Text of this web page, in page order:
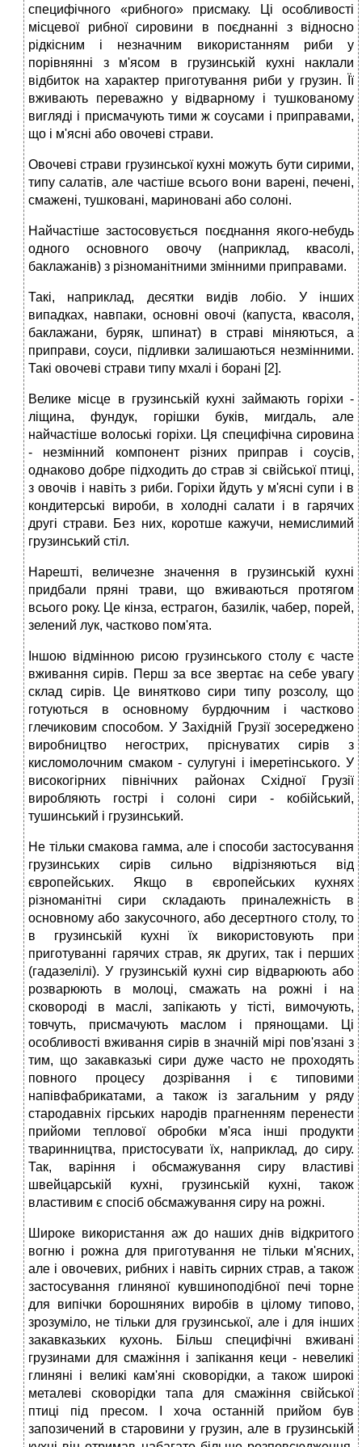
специфічного «рибного» присмаку. Ці особливості
місцевої рибної сировини в поєднанні з відносно
рідкісним і незначним використанням риби у
порівнянні з м'ясом в грузинській кухні наклали
відбиток на характер приготування риби у грузин. Її
вживають переважно у відварному і тушкованому
вигляді і присмачують тими ж соусами і приправами,
що і м'ясні або овочеві страви.
Овочеві страви грузинської кухні можуть бути сирими,
типу салатів, але частіше всього вони варені, печені,
смажені, тушковані, мариновані або солоні.
Найчастіше застосовується поєднання якого-небудь
одного основного овочу (наприклад, квасолі,
баклажанів) з різноманітними змінними приправами.
Такі, наприклад, десятки видів лобіо. У інших
випадках, навпаки, основні овочі (капуста, квасоля,
баклажани, буряк, шпинат) в страві міняються, а
приправи, соуси, підливки залишаються незмінними.
Такі овочеві страви типу мхалі і борані [2].
Велике місце в грузинській кухні займають горіхи -
ліщина, фундук, горішки буків, мигдаль, але
найчастіше волоські горіхи. Ця специфічна сировина
- незмінний компонент різних приправ і соусів,
однаково добре підходить до страв зі свійської птиці,
з овочів і навіть з риби. Горіхи йдуть у м'ясні супи і в
кондитерські вироби, в холодні салати і в гарячих
другі страви. Без них, коротше кажучи, немислимий
грузинський стіл.
Нарешті, величезне значення в грузинській кухні
придбали пряні трави, що вживаються протягом
всього року. Це кінза, естрагон, базилік, чабер, порей,
зелений лук, частково пом'ята.
Іншою відмінною рисою грузинського столу є часте
вживання сирів. Перш за все звертає на себе увагу
склад сирів. Це винятково сири типу розсолу, що
готуються в основному бурдючним і частково
глечиковим способом. У Західній Грузії зосереджено
виробництво негострих, пріснуватих сирів з
кисломолочним смаком - сулугуні і імеретінського. У
високогірних північних районах Східної Грузії
виробляють гострі і солоні сири - кобійський,
тушинський і грузинський.
Не тільки смакова гамма, але і способи застосування
грузинських сирів сильно відрізняються від
європейських. Якщо в європейських кухнях
різноманітні сири складають приналежність в
основному або закусочного, або десертного столу, то
в грузинській кухні їх використовують при
приготуванні гарячих страв, як других, так і перших
(гадазелілі). У грузинській кухні сир відварюють або
розварюють в молоці, смажать на рожні і на
сковороді в маслі, запікають у тісті, вимочують,
товчуть, присмачують маслом і прянощами. Ці
особливості вживання сирів в значній мірі пов'язані з
тим, що закавказькі сири дуже часто не проходять
повного процесу дозрівання і є типовими
напівфабрикатами, а також із загальним у ряду
стародавніх гірських народів прагненням перенести
прийоми теплової обробки м'яса інші продукти
тваринництва, пристосувати їх, наприклад, до сиру.
Так, варіння і обсмажування сиру властиві
швейцарській кухні, грузинській кухні, також
властивим є спосіб обсмажування сиру на рожні.
Широке використання аж до наших днів відкритого
вогню і рожна для приготування не тільки м'ясних,
але і овочевих, рибних і навіть сирних страв, а також
застосування глиняної кувшиноподібної печі торне
для випічки борошняних виробів в цілому типово,
зрозуміло, не тільки для грузинської, але і для інших
закавказьких кухонь. Більш специфічні вживані
грузинами для смажіння і запікання кеци - невеликі
глиняні і великі кам'яні сковорідки, а також широкі
металеві сковорідки тапа для смажіння свійської
птиці під пресом. І хоча останній прийом був
запозичений в старовини у грузин, але в грузинській